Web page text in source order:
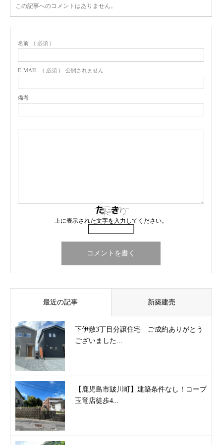
この記事へのコメントはありません。
名前 ( 必須 )
E-MAIL ( 必須 ) - 公開されません -
備考
上に表示された文字を入力してください。
最近の記事 新築建売
下伊敷3丁目分譲住宅 ご成約ありがとう
ございました...
【鹿児島市皷川町】建築条件なし！コープ
玉竜店徒歩4...